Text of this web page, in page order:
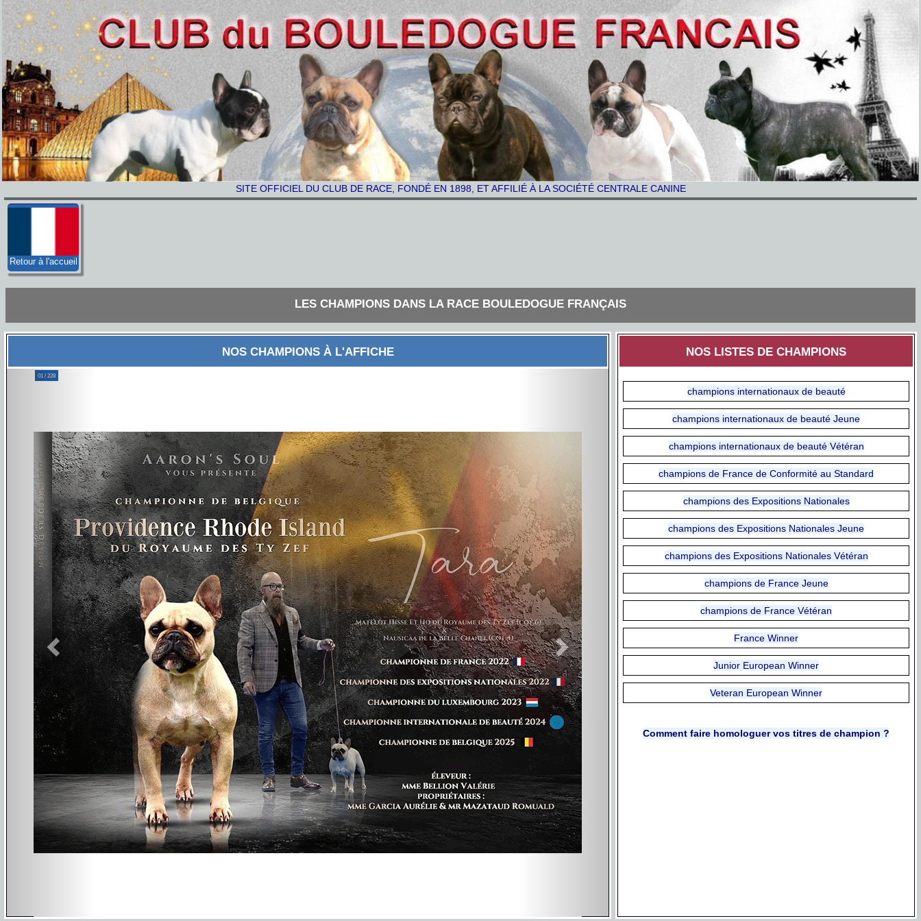
SITE OFFICIEL DU CLUB DE RACE, FONDÉ EN 1898, ET AFFILIÉ À LA SOCIÉTÉ CENTRALE CANINE
Retour à l'accueil
LES CHAMPIONS DANS LA RACE BOULEDOGUE FRANÇAIS
NOS CHAMPIONS À L'AFFICHE
01 / 228Previous
NOS LISTES DE CHAMPIONS
champions internationaux de beauté
champions internationaux de beauté Jeune
champions internationaux de beauté Vétéran
champions de France de Conformité au Standard
champions des Expositions Nationales
champions des Expositions Nationales Jeune
champions des Expositions Nationales Vétéran
champions de France Jeune
champions de France Vétéran
France Winner
Junior European Winner
Veteran European Winner
Comment faire homologuer vos titres de champion ?